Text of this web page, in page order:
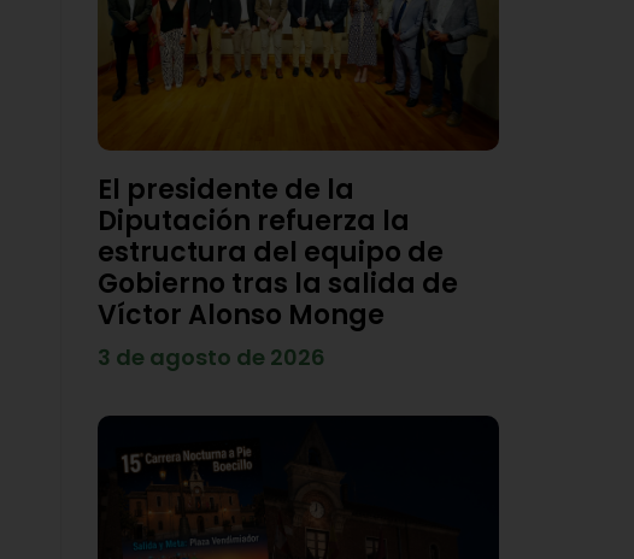
El presidente de la
Diputación refuerza la
estructura del equipo de
Gobierno tras la salida de
Víctor Alonso Monge
3 de agosto de 2026